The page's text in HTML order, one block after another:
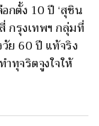
กตั้ง 10 ปี ‘สุชิน
กรุงเทพฯ กลุ่มที่
ย 60 ปี แท้จริง
ทุจริตจูงใจให้